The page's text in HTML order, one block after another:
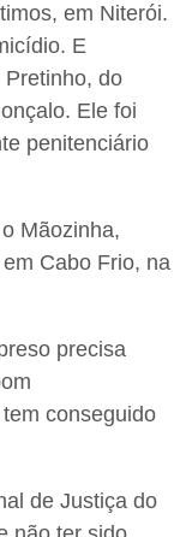
em Niterói.
E
do
Ele foi
penitenciário
Mãozinha,
Cabo Frio, na
precisa
conseguido
de Justiça do